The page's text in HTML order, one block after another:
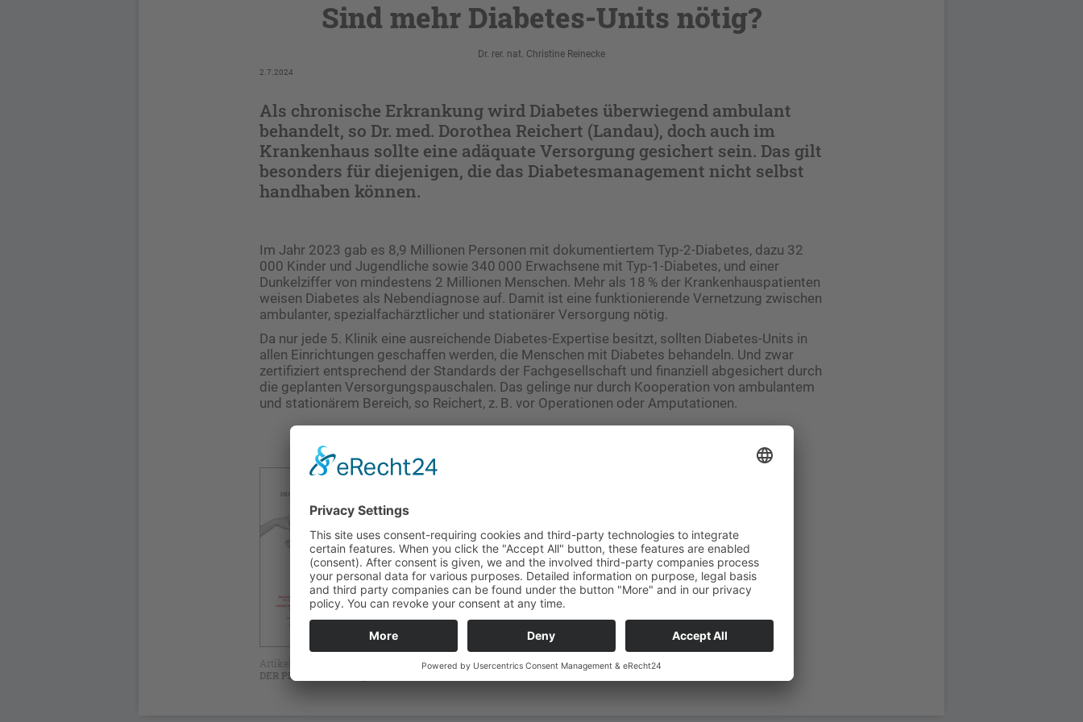
Sind mehr Diabetes-Units nötig?
Dr. rer. nat. Christine Reinecke
2.7.2024
Als chronische Erkrankung wird Diabetes überwiegend ambulant
behandelt, so Dr. med. Dorothea Reichert (Landau), doch auch im
Krankenhaus sollte eine adäquate Versorgung gesichert sein. Das gilt
besonders für diejenigen, die das Diabetesmanagement nicht selbst
handhaben können.
Im Jahr 2023 gab es 8,9 Millionen Personen mit dokumentiertem Typ-2-­Diabetes, dazu 32
000 Kinder und Jugendliche sowie 340 000 Erwachsene mit Typ-1-Diabetes, und einer
Dunkelziffer von mindestens 2 Millionen Menschen. Mehr als 18 % der Krankenhauspatienten
weisen Diabetes als Nebendiagnose auf. Damit ist eine funktionierende Vernetzung zwischen
ambulanter, spezialfachärztlicher und stationärer Versorgung nötig.
Da nur jede 5. Klinik eine ausreichende Diabetes-Expertise besitzt, sollten Diabetes-Units in
allen Einrichtungen geschaffen werden, die Menschen mit Diabetes behandeln. Und zwar
zertifiziert entsprechend der Standards der Fachgesellschaft und finanziell abgesichert durch
die geplanten Versorgungspauschalen. Das gelinge nur durch Kooperation von ambulantem
und stationärem Bereich, so Reichert, z. B. vor Operationen oder Amputationen.
Artikel erschienen in
DER PRIVATARZT Ausgabe 01/2025